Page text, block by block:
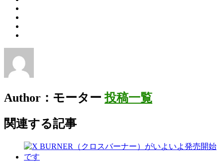
Author：モーター投稿一覧
関連する記事